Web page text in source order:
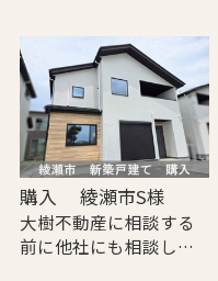
購入 綾瀬市S様
大樹不動産に相談する
前に他社にも相談して